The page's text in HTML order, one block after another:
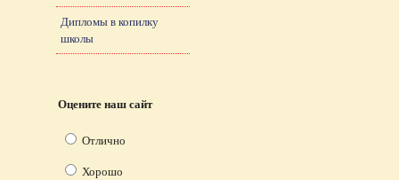
Дипломы в копилку
школы
Оцените наш сайт
Отлично
Хорошо